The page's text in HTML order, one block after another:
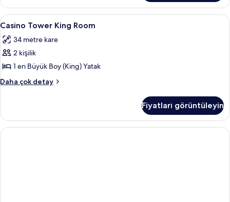
Room
hakkında
daha
detay
Casino
Tower
King
Room
için
tüm
Casino Tower King Room | Odada
4
Casino Tower King Room
34 metre kare
2 kişilik
1 en Büyük Boy (King) Yatak
Daha çok detay
Casino
hakkında
daha
fazla
Fiyatları görüntüleyin